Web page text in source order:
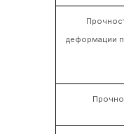
деформации